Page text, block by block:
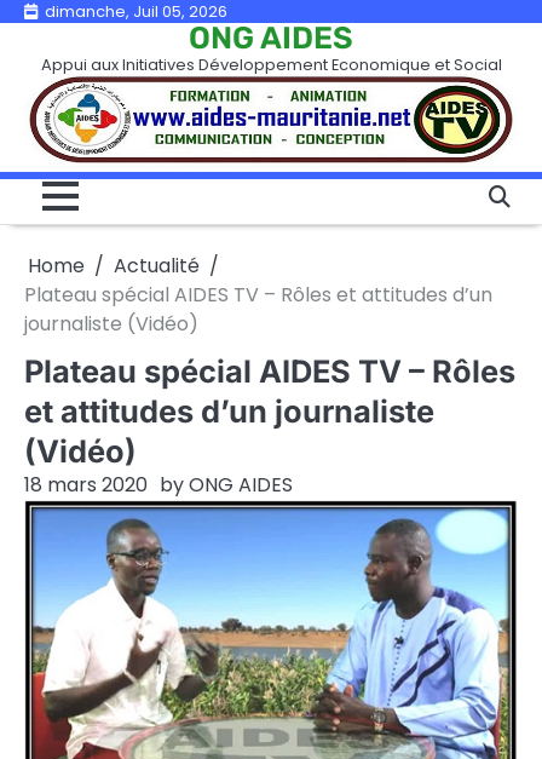
Skip
content
dimanche, Juil 05, 2026
ONG AIDES
Appui aux Initiatives Développement Economique et Social
Home
Actualité
Plateau spécial AIDES TV – Rôles et attitudes d’un
journaliste (Vidéo)
Plateau spécial AIDES TV – Rôles
et attitudes d’un journaliste
(Vidéo)
18 mars 2020 byONG AIDES